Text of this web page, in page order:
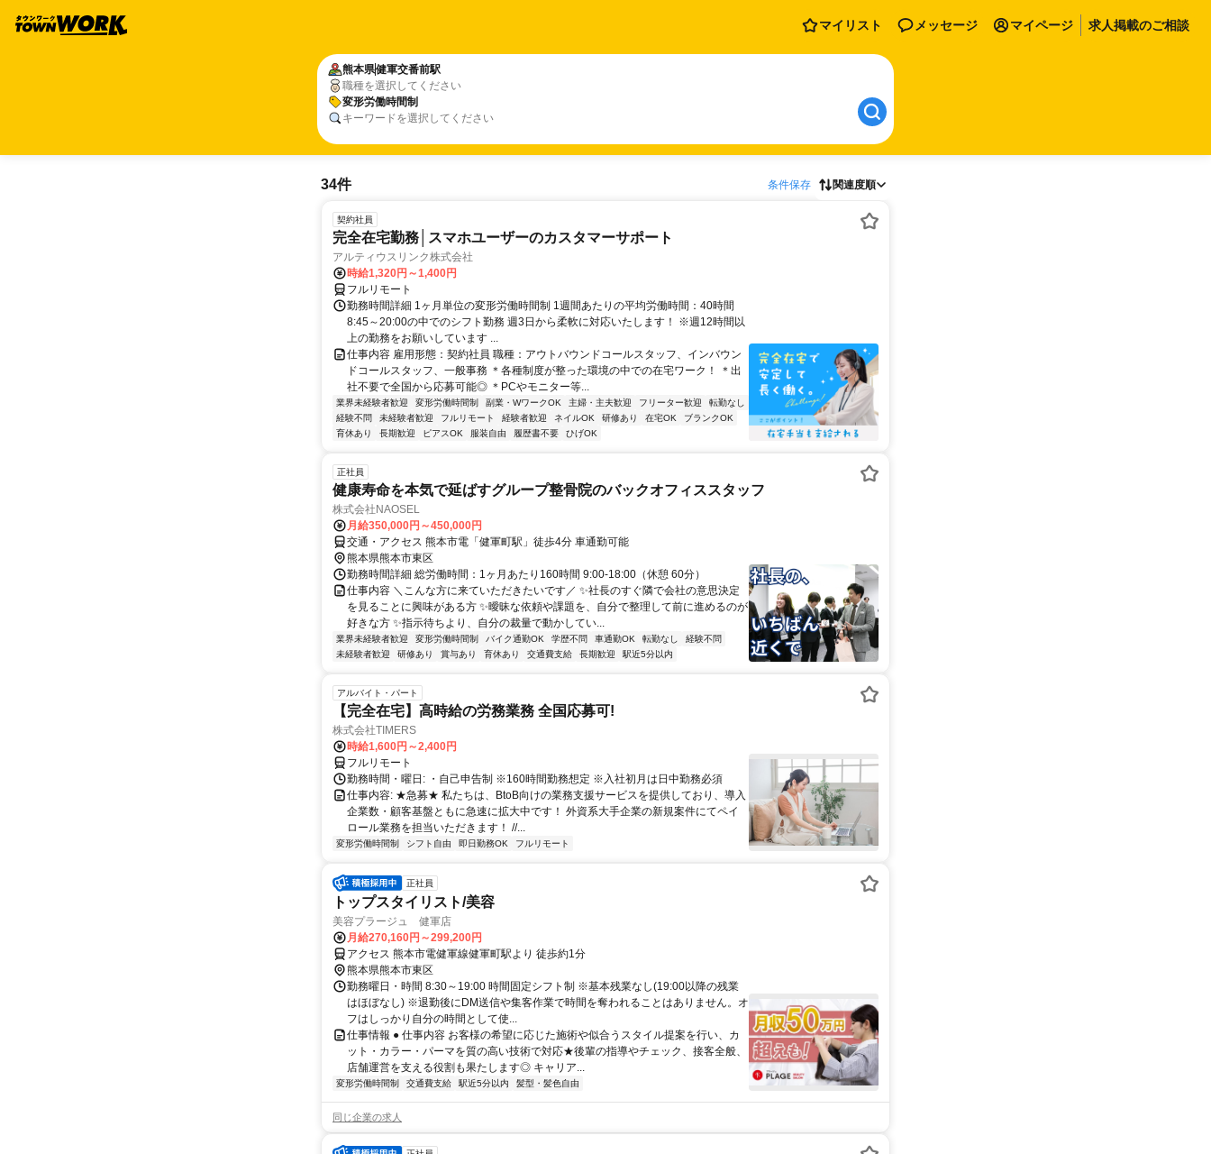
マイリスト メッセージ マイページ 求人掲載のご相談
熊本県健軍交番前駅
職種を選択してください
変形労働時間制
キーワードを選択してください
34件 条件保存 関連度順
契約社員
完全在宅勤務│スマホユーザーのカスタマーサポート
アルティウスリンク株式会社
時給1,320円～1,400円
フルリモート
勤務時間詳細 1ヶ月単位の変形労働時間制 1週間あたりの平均労働時間：40時間
8:45～20:00の中でのシフト勤務 週3日から柔軟に対応いたします！ ※週12時間以
上の勤務をお願いしています ...
仕事内容 雇用形態：契約社員 職種：アウトバウンドコールスタッフ、インバウン
ドコールスタッフ、一般事務 ＊各種制度が整った環境の中での在宅ワーク！ ＊出
社不要で全国から応募可能◎ ＊PCやモニター等...
業界未経験者歓迎 変形労働時間制 副業・WワークOK 主婦・主夫歓迎 フリーター歓迎
転勤なし
経験不問
未経験者歓迎 フルリモート 経験者歓迎 ネイルOK 研修あり 在宅OK
ブランクOK
育休あり
長期歓迎 ピアスOK 服装自由 履歴書不要 ひげOK
正社員
健康寿命を本気で延ばすグループ整骨院のバックオフィススタッフ
株式会社NAOSEL
月給350,000円～450,000円
交通・アクセス 熊本市電「健軍町駅」徒歩4分 車通勤可能
熊本県熊本市東区
勤務時間詳細 総労働時間：1ヶ月あたり160時間 9:00-18:00（休憩 60分）
仕事内容 ＼こんな方に来ていただきたいです／ ✨社長のすぐ隣で会社の意思決定
を見ることに興味がある方 ✨曖昧な依頼や課題を、自分で整理して前に進めるのが
好きな方 ✨指示待ちより、自分の裁量で動かしてい...
業界未経験者歓迎 変形労働時間制 バイク通勤OK 学歴不問 車通勤OK 転勤なし
経験不問
未経験者歓迎
研修あり 賞与あり 育休あり 交通費支給 長期歓迎 駅近5分以内
アルバイト・パート
【完全在宅】高時給の労務業務 全国応募可!
株式会社TIMERS
時給1,600円～2,400円
フルリモート
勤務時間・曜日: ・自己申告制 ※160時間勤務想定 ※入社初月は日中勤務必須
仕事内容: ★急募★ 私たちは、BtoB向けの業務支援サービスを提供しており、導入
企業数・顧客基盤ともに急速に拡大中です！ 外資系大手企業の新規案件にてペイ
ロール業務を担当いただきます！ //...
変形労働時間制 シフト自由 即日勤務OK フルリモート
正社員
トップスタイリスト/美容
美容プラージュ 健軍店
月給270,160円～299,200円
アクセス 熊本市電健軍線健軍町駅より 徒歩約1分
熊本県熊本市東区
勤務曜日・時間 8:30～19:00 時間固定シフト制 ※基本残業なし(19:00以降の残業
はほぼなし) ※退勤後にDM送信や集客作業で時間を奪われることはありません。オ
フはしっかり自分の時間として使...
仕事情報 ● 仕事内容 お客様の希望に応じた施術や似合うスタイル提案を行い、カ
ット・カラー・パーマを質の高い技術で対応★後輩の指導やチェック、接客全般、
店舗運営を支える役割も果たします◎ キャリア...
変形労働時間制 交通費支給 駅近5分以内 髪型・髪色自由
同じ企業の求人